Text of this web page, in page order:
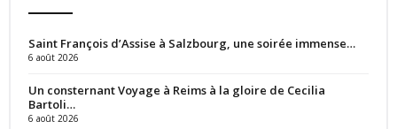
Saint François d’Assise à Salzbourg, une soirée immense…
6 août 2026
Un consternant Voyage à Reims à la gloire de Cecilia
Bartoli…
6 août 2026